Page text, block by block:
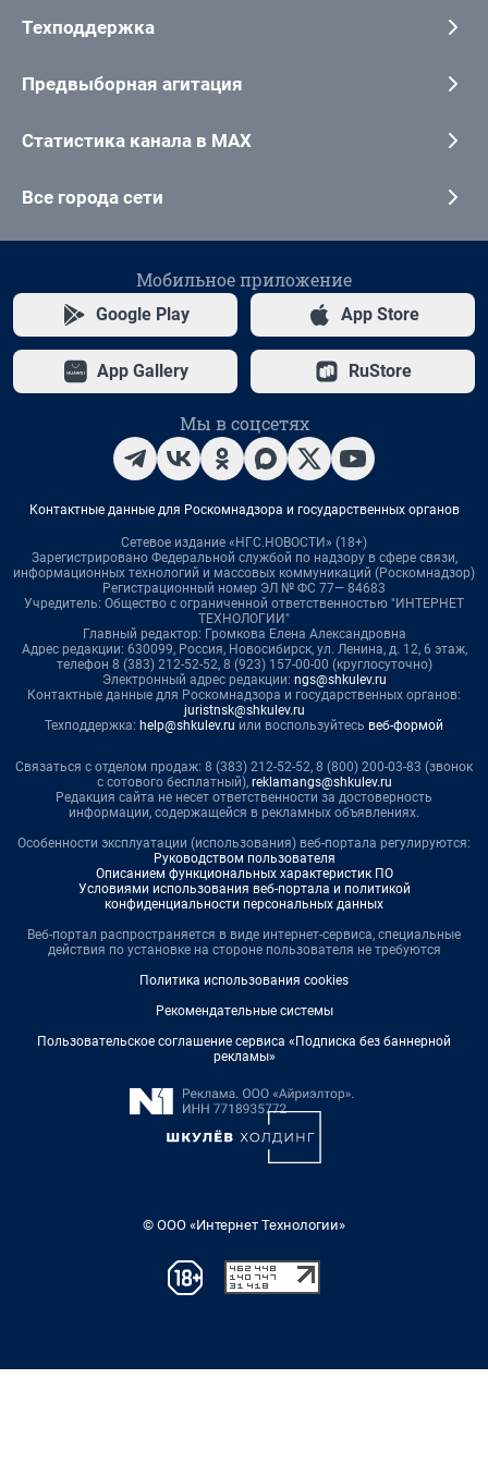
Техподдержка
Предвыборная агитация
Статистика канала в MAX
Все города сети
Мобильное приложение
Google Play App Store
App Gallery RuStore
Мы в соцсетях
Контактные данные для Роскомнадзора и государственных органов
Сетевое издание «НГС.НОВОСТИ» (18+)
Зарегистрировано Федеральной службой по надзору в сфере связи,
информационных технологий и массовых коммуникаций (Роскомнадзор)
Регистрационный номер ЭЛ № ФС 77— 84683
Учредитель: Общество с ограниченной ответственностью "ИНТЕРНЕТ
ТЕХНОЛОГИИ"
Главный редактор: Громкова Елена Александровна
Адрес редакции: 630099, Россия, Новосибирск, ул. Ленина, д. 12, 6 этаж,
телефон 8 (383) 212-52-52, 8 (923) 157-00-00 (круглосуточно)
Электронный адрес редакции: ngs@shkulev.ru
Контактные данные для Роскомнадзора и государственных органов:
juristnsk@shkulev.ru
Техподдержка: help@shkulev.ru или воспользуйтесь веб-формой
Связаться с отделом продаж: 8 (383) 212-52-52, 8 (800) 200-03-83 (звонок
с сотового бесплатный), reklamangs@shkulev.ru
Редакция сайта не несет ответственности за достоверность
информации, содержащейся в рекламных объявлениях.
Особенности эксплуатации (использования) веб-портала регулируются:
Руководством пользователя
Описанием функциональных характеристик ПО
Условиями использования веб-портала и политикой
конфиденциальности персональных данных
Веб-портал распространяется в виде интернет-сервиса, специальные
действия по установке на стороне пользователя не требуются
Политика использования cookies
Рекомендательные системы
Пользовательское соглашение сервиса «Подписка без баннерной
рекламы»
© ООО «Интернет Технологии»